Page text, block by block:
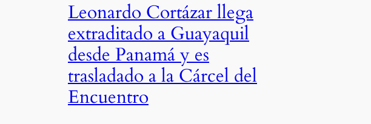
Leonardo Cortázar llega
extraditado a Guayaquil
desde Panamá y es
trasladado a la Cárcel del
Encuentro